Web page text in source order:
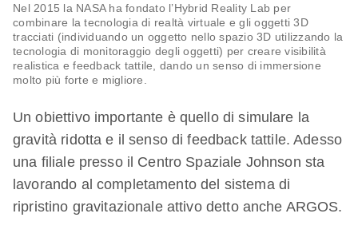
Nel 2015 la NASA ha fondato l’Hybrid Reality Lab per
combinare la tecnologia di realtà virtuale e gli oggetti 3D
tracciati (individuando un oggetto nello spazio 3D utilizzando la
tecnologia di monitoraggio degli oggetti) per creare visibilità
realistica e feedback tattile, dando un senso di immersione
molto più forte e migliore.​
Un obiettivo importante è quello di simulare la
gravità ridotta e il senso di feedback tattile. Adesso
una filiale presso il Centro Spaziale Johnson sta
lavorando al completamento del sistema di
ripristino gravitazionale attivo detto anche ARGOS.